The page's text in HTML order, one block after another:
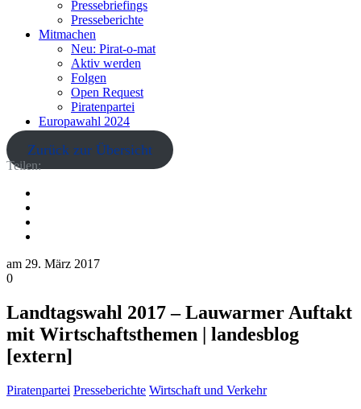
Pressebriefings
Presseberichte
Mitmachen
Neu: Pirat-o-mat
Aktiv werden
Folgen
Open Request
Piratenpartei
Europawahl 2024
Zurück zur Übersicht
Teilen:
am 29. März 2017
0
Landtagswahl 2017 – Lauwarmer Auftakt
mit Wirtschaftsthemen | landesblog
[extern]
Piratenpartei Presseberichte Wirtschaft und Verkehr